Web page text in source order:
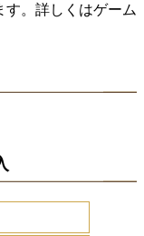
。詳しくはゲーム